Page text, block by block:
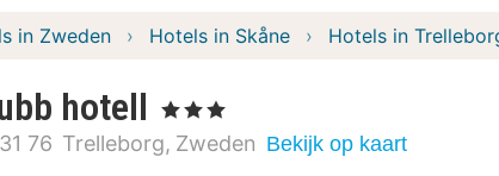
in Zweden Hotels in Skåne Hotels in
hotell , 3 Sterren
76 Trelleborg Zweden Bekijk op kaart